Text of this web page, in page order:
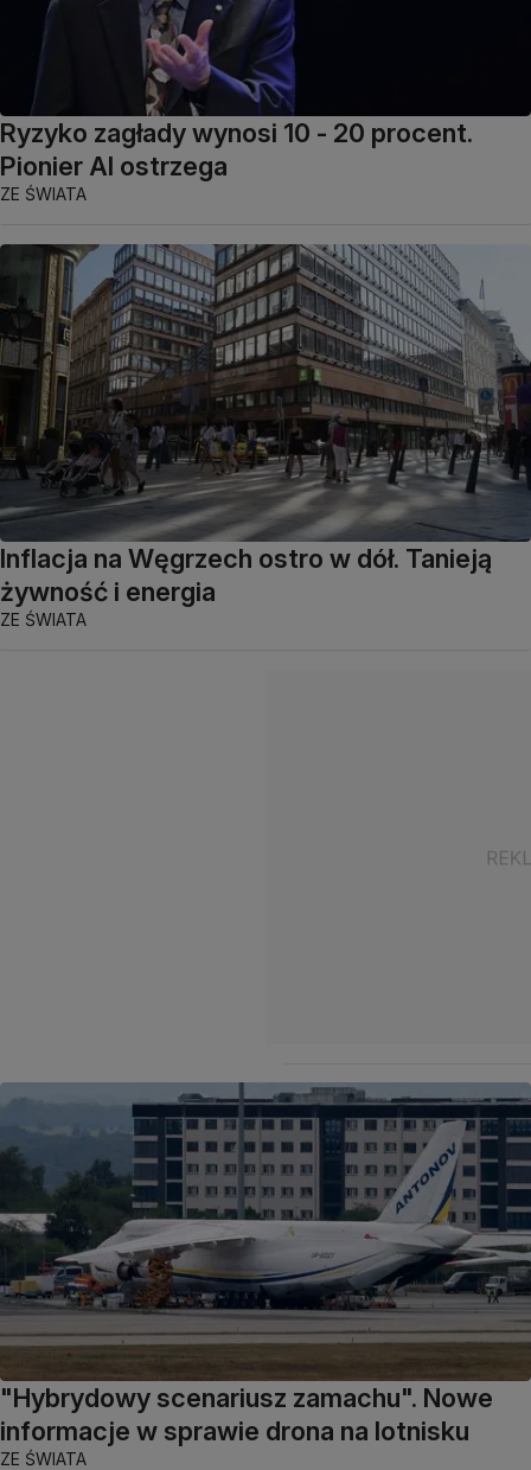
Ryzyko zagłady wynosi 10 - 20 procent.
Pionier AI ostrzega
ZE ŚWIATA
Inflacja na Węgrzech ostro w dół. Tanieją
żywność i energia
ZE ŚWIATA
"Hybrydowy scenariusz zamachu". Nowe
informacje w sprawie drona na lotnisku
ZE ŚWIATA